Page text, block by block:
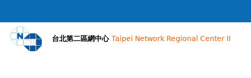
台北第二區網中心 Taipei Network Regional Center II